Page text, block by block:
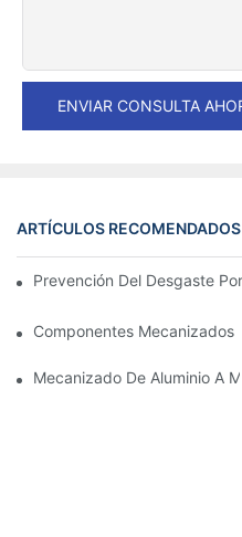
ENVIAR CONSULTA
ARTÍCULOS RECOMENDADOS
Prevención Del Desgaste
Componentes Mecanizados
Mecanizado De Aluminio A